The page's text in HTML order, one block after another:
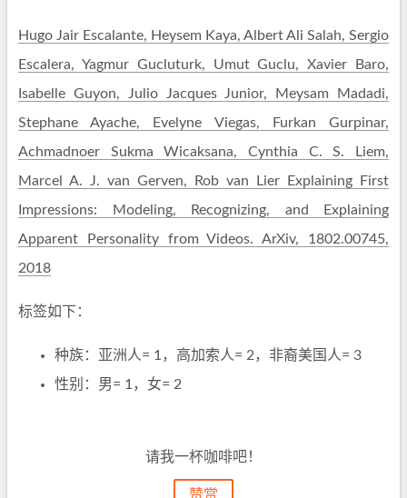
Hugo Jair Escalante, Heysem Kaya, Albert Ali Salah, Sergio
Escalera, Yagmur Gucluturk, Umut Guclu, Xavier Baro,
Isabelle Guyon, Julio Jacques Junior, Meysam Madadi,
Stephane Ayache, Evelyne Viegas, Furkan Gurpinar,
Achmadnoer Sukma Wicaksana, Cynthia C. S. Liem,
Marcel A. J. van Gerven, Rob van Lier Explaining First
Impressions: Modeling, Recognizing, and Explaining
Apparent Personality from Videos. ArXiv, 1802.00745,
2018
标签如下：
种族：亚洲人= 1，高加索人= 2，非裔美国人= 3
性别：男= 1，女= 2
请我一杯咖啡吧！